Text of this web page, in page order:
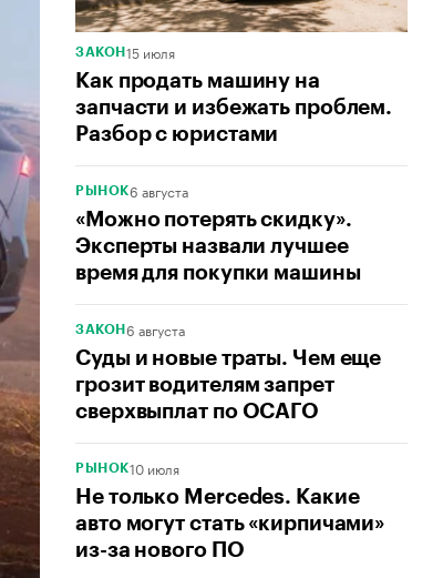
ЗАКОН 15 июля
Как продать машину на
запчасти и избежать проблем.
Разбор с юристами
РЫНОК6 августа
«Можно потерять скидку».
Эксперты назвали лучшее
время для покупки машины
ЗАКОН 6 августа
Суды и новые траты. Чем еще
грозит водителям запрет
сверхвыплат по ОСАГО
РЫНОК10 июля
Не только Mercedes. Какие
авто могут стать «кирпичами»
из-за нового ПО